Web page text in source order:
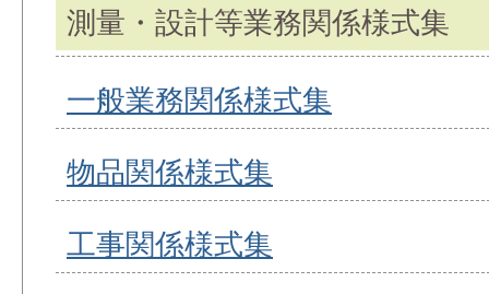
測量・設計等業務関係様式集
一般業務関係様式集
物品関係様式集
工事関係様式集